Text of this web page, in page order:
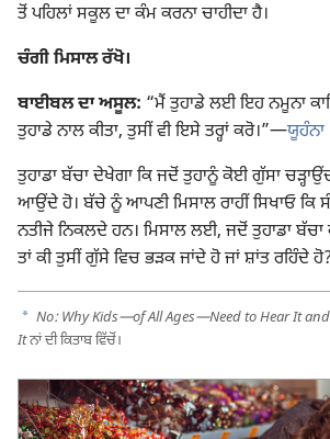
ਤੋਂ ਪਹਿਲਾਂ ਸਕੂਲ ਦਾ ਕੰਮ ਕਰਨਾ ਚਾਹੀਦਾ ਹੈ।
ਚੰਗੀ ਮਿਸਾਲ ਰੱਖੋ।
ਬਾਈਬਲ ਦਾ ਅਸੂਲ: “ਮੈਂ ਤੁਹਾਡੇ ਲਈ ਇਹ ਨਮੂਨਾ
ਤੁਹਾਡੇ ਨਾਲ ਕੀਤਾ, ਤੁਸੀਂ ਵੀ ਇਸੇ ਤਰ੍ਹਾਂ ਕਰੋ।”​—ਯੂਹੰਨਾ
ਤੁਹਾਡਾ ਬੱਚਾ ਦੇਖੇਗਾ ਕਿ ਜਦੋਂ ਤੁਹਾਨੂੰ ਕੋਈ ਗੁੱਸਾ
ਆਉਂਦੇ ਹੋ। ਬੱਚੇ ਨੂੰ ਆਪਣੀ ਮਿਸਾਲ ਰਾਹੀਂ ਸਿਖਾਓ
ਨਤੀਜੇ ਨਿਕਲਦੇ ਹਨ। ਮਿਸਾਲ ਲਈ, ਜਦੋਂ ਤੁਹਾਡਾ
ਤਾਂ ਕੀ ਤੁਸੀਂ ਗੁੱਸੇ ਵਿਚ ਭੜਕ ਜਾਂਦੇ ਹੋ ਜਾਂ ਸ਼ਾਂਤ ਰਹਿੰਦੇ ਹੋ?
a No: Why Kids—of All Ages—Need to Hear It and
Itਨਾਂ ਦੀ ਕਿਤਾਬ ਵਿੱਚੋਂ।